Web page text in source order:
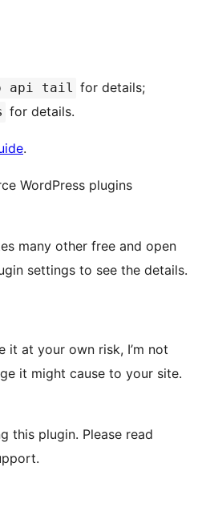
api tail for details;
for details.
.
WordPress plugins
many other free and open
settings to see the details.
at your own risk, I’m not
it might cause to your site.
this plugin. Please read